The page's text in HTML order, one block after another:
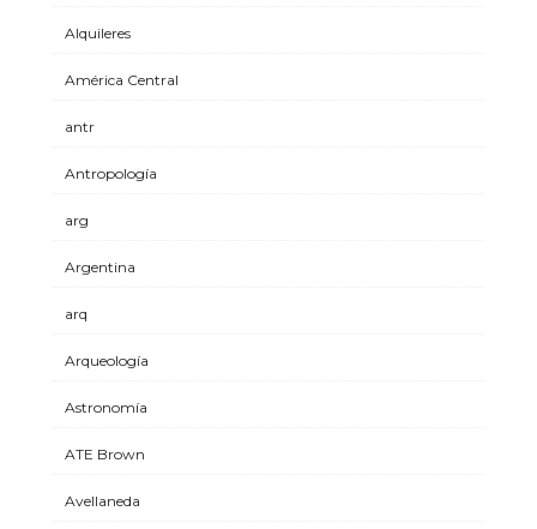
Alquileres
América Central
antr
Antropología
arg
Argentina
arq
Arqueología
Astronomía
ATE Brown
Avellaneda